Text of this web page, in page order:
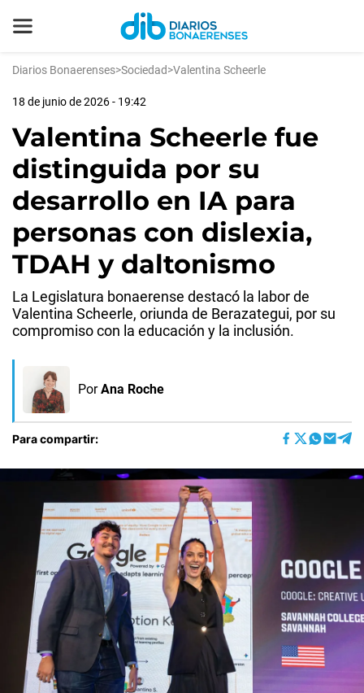
Diarios Bonaerenses>Sociedad>Valentina Scheerle
18 de junio de 2026 - 19:42
Valentina Scheerle fue
distinguida por su
desarrollo en IA para
personas con dislexia,
TDAH y daltonismo
La Legislatura bonaerense destacó la labor de
Valentina Scheerle, oriunda de Berazategui, por su
compromiso con la educación y la inclusión.
Por Ana Roche
Para compartir: